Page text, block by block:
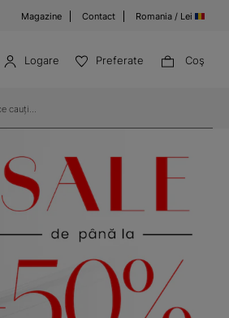
Magazine Contact Romania / Lei
Logare Preferate Coş